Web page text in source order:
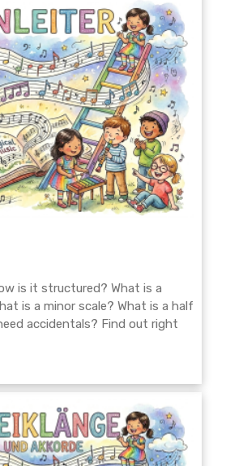
is it structured? What is a
is a minor scale? What is a half
accidentals? Find out right